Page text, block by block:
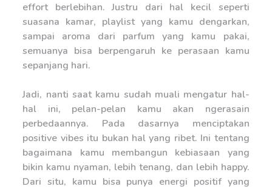
effort berlebihan. Justru dari hal kecil seperti
suasana kamar, playlist yang kamu dengarkan,
sampai aroma dari parfum yang kamu pakai,
semuanya bisa berpengaruh ke perasaan kamu
sepanjang hari.
Jadi, nanti saat kamu sudah muali mengatur hal-
hal ini, pelan-pelan kamu akan ngerasain
perbedaannya. Pada dasarnya menciptakan
positive vibes itu bukan hal yang ribet. Ini tentang
bagaimana kamu membangun kebiasaan yang
bikin kamu nyaman, lebih tenang, dan lebih happy.
Dari situ, kamu bisa punya energi positif yang